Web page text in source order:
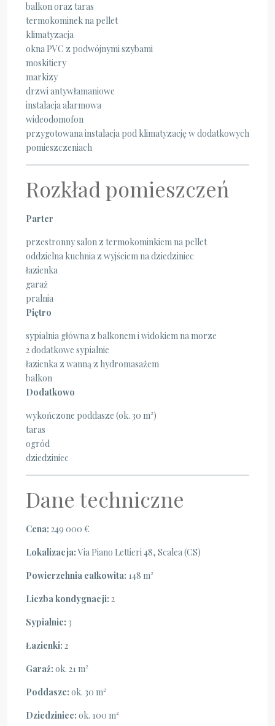
balkon oraz taras
termokominek na pellet
klimatyzacja
okna PVC z podwójnymi szybami
moskitiery
markizy
drzwi antywłamaniowe
instalacja alarmowa
wideodomofon
przygotowana instalacja pod klimatyzację w dodatkowych
pomieszczeniach
Rozkład pomieszczeń
Parter
przestronny salon z termokominkiem na pellet
oddzielna kuchnia z wyjściem na dziedziniec
łazienka
garaż
pralnia
Piętro
sypialnia główna z balkonem i widokiem na morze
2 dodatkowe sypialnie
łazienka z wanną z hydromasażem
balkon
Dodatkowo
wykończone poddasze (ok. 30 m²)
taras
ogród
dziedziniec
Dane techniczne
Cena: 249 000 €
Lokalizacja:Via Piano Lettieri 48, Scalea (CS)
Powierzchnia całkowita: 148 m²
Liczba kondygnacji: 2
Sypialnie: 3
Łazienki: 2
Garaż: ok. 21 m²
Poddasze: ok. 30 m²
Dziedziniec: ok. 100 m²